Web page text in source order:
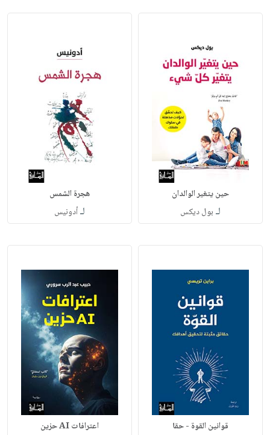
حين يتغير الوالدان
لـ بول ديكس
هجرة الشمس
لـأدونيس
قوانين القوة - حقا اعترافات AI حزين